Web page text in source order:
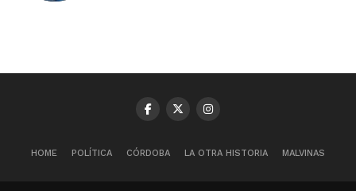
HOME POLÍTICA CÓRDOBA LA OTRA HISTORIA MALVINAS